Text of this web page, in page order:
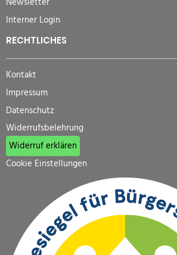
Interner Login
RECHTLICHES
Kontakt
Impressum
Datenschutz
Widerrufsbelehrung
Widerruf erklären
Cookie Einstellungen